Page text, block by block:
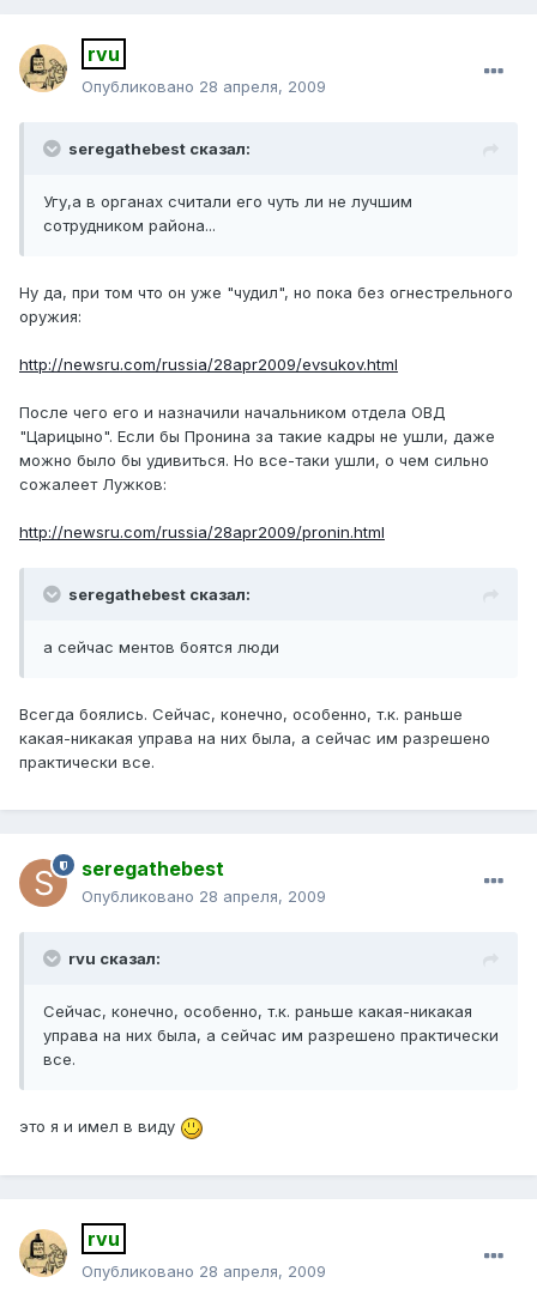
rvu
Опубликовано 28 апреля, 2009
seregathebest сказал:
Угу,а в органах считали его чуть ли не лучшим
сотрудником района...
Ну да, при том что он уже "чудил", но пока без огнестрельного
оружия:
http://newsru.com/russia/28apr2009/evsukov.html
После чего его и назначили начальником отдела ОВД
"Царицыно". Если бы Пронина за такие кадры не ушли, даже
можно было бы удивиться. Но все-таки ушли, о чем сильно
сожалеет Лужков:
http://newsru.com/russia/28apr2009/pronin.html
seregathebest сказал:
а сейчас ментов боятся люди
Всегда боялись. Сейчас, конечно, особенно, т.к. раньше
какая-никакая управа на них была, а сейчас им разрешено
практически все.
seregathebest
Опубликовано 28 апреля, 2009
rvu сказал:
Сейчас, конечно, особенно, т.к. раньше какая-никакая
управа на них была, а сейчас им разрешено практически
все.
это я и имел в виду
rvu
Опубликовано 28 апреля, 2009